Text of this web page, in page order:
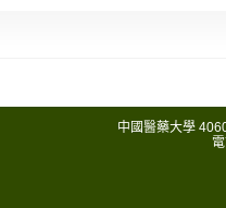
中國醫藥大學